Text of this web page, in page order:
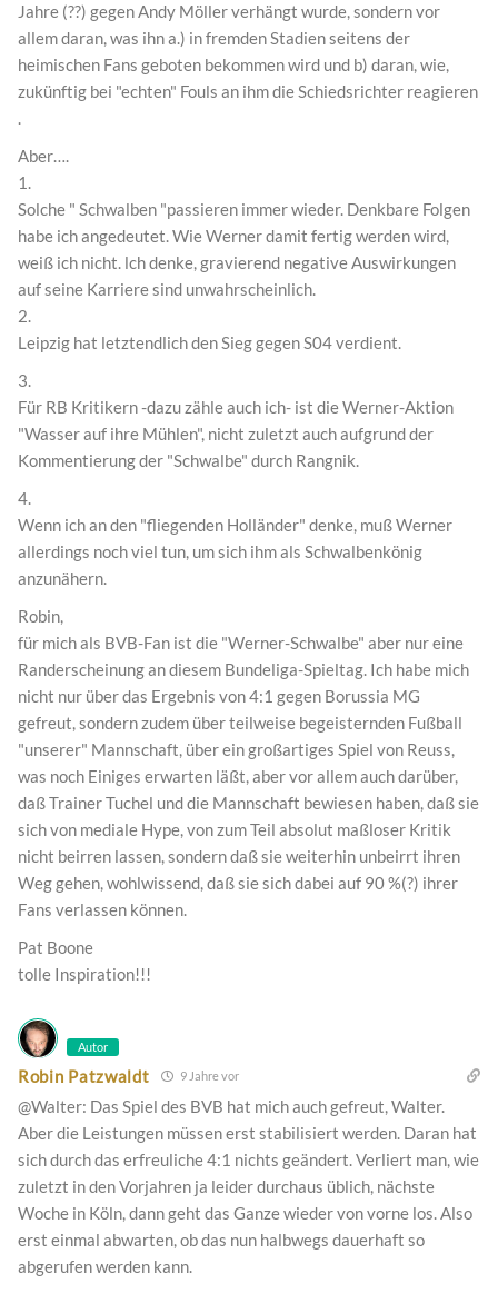
Jahre (??) gegen Andy Möller verhängt wurde, sondern vor
allem daran, was ihn a.) in fremden Stadien seitens der
heimischen Fans geboten bekommen wird und b) daran, wie,
zukünftig bei "echten" Fouls an ihm die Schiedsrichter reagieren
.
Aber….
1.
Solche " Schwalben "passieren immer wieder. Denkbare Folgen
habe ich angedeutet. Wie Werner damit fertig werden wird,
weiß ich nicht. lch denke, gravierend negative Auswirkungen
auf seine Karriere sind unwahrscheinlich.
2.
Leipzig hat letztendlich den Sieg gegen S04 verdient.
3.
Für RB Kritikern -dazu zähle auch ich- ist die Werner-Aktion
"Wasser auf ihre Mühlen", nicht zuletzt auch aufgrund der
Kommentierung der "Schwalbe" durch Rangnik.
4.
Wenn ich an den "fliegenden Holländer" denke, muß Werner
allerdings noch viel tun, um sich ihm als Schwalbenkönig
anzunähern.
Robin,
für mich als BVB-Fan ist die "Werner-Schwalbe" aber nur eine
Randerscheinung an diesem Bundeliga-Spieltag. Ich habe mich
nicht nur über das Ergebnis von 4:1 gegen Borussia MG
gefreut, sondern zudem über teilweise begeisternden Fußball
"unserer" Mannschaft, über ein großartiges Spiel von Reuss,
was noch Einiges erwarten läßt, aber vor allem auch darüber,
daß Trainer Tuchel und die Mannschaft bewiesen haben, daß sie
sich von mediale Hype, von zum Teil absolut maßloser Kritik
nicht beirren lassen, sondern daß sie weiterhin unbeirrt ihren
Weg gehen, wohlwissend, daß sie sich dabei auf 90 %(?) ihrer
Fans verlassen können.
Pat Boone
tolle Inspiration!!!
Autor
Robin Patzwaldt 9 Jahre vor
@Walter: Das Spiel des BVB hat mich auch gefreut, Walter.
Aber die Leistungen müssen erst stabilisiert werden. Daran hat
sich durch das erfreuliche 4:1 nichts geändert. Verliert man, wie
zuletzt in den Vorjahren ja leider durchaus üblich, nächste
Woche in Köln, dann geht das Ganze wieder von vorne los. Also
erst einmal abwarten, ob das nun halbwegs dauerhaft so
abgerufen werden kann.